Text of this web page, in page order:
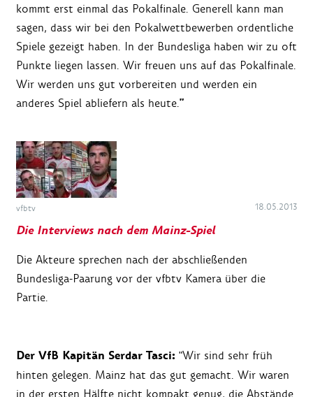
kommt erst einmal das Pokalfinale. Generell kann man
sagen, dass wir bei den Pokalwettbewerben ordentliche
Spiele gezeigt haben. In der Bundesliga haben wir zu oft
Punkte liegen lassen. Wir freuen uns auf das Pokalfinale.
Wir werden uns gut vorbereiten und werden ein
anderes Spiel abliefern als heute."
vfbtv 18.05.2013
Die Interviews nach dem Mainz-Spiel
Die Akteure sprechen nach der abschließenden
Bundesliga-Paarung vor der vfbtv Kamera über die
Partie.
Der VfB Kapitän Serdar Tasci: "Wir sind sehr früh
hinten gelegen. Mainz hat das gut gemacht. Wir waren
in der ersten Hälfte nicht kompakt genug, die Abstände